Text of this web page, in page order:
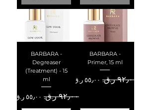
BARBARA -
Primer, 15 ml
سعر عادي سعر البيع
BARBARA -
Degreaser
(Treatment) - 15
ml
سعر عادي سعر البيع